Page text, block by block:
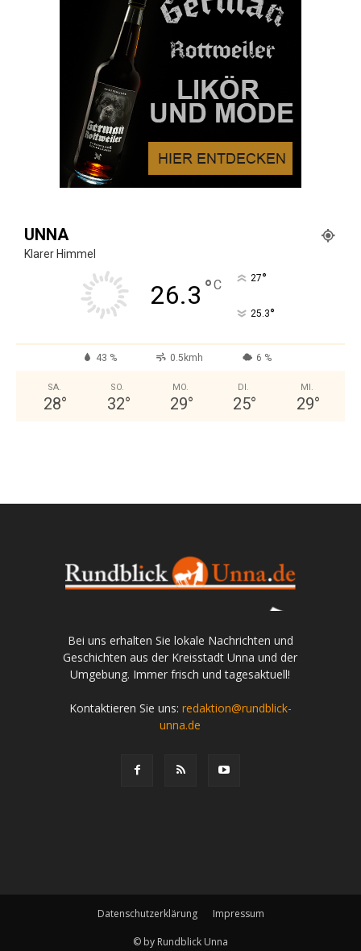
UNNA
Klarer Himmel
26.3 °C 27°
25.3°
43 % 0.5kmh 6 %
SA.
28°
SO.
32°
MO.
29°
DI.
25°
MI.
29°
Bei uns erhalten Sie lokale Nachrichten und
Geschichten aus der Kreisstadt Unna und der
Umgebung. Immer frisch und tagesaktuell!
Kontaktieren Sie uns: redaktion@rundblick-
unna.de
Datenschutzerklärung Impressum
© by Rundblick Unna